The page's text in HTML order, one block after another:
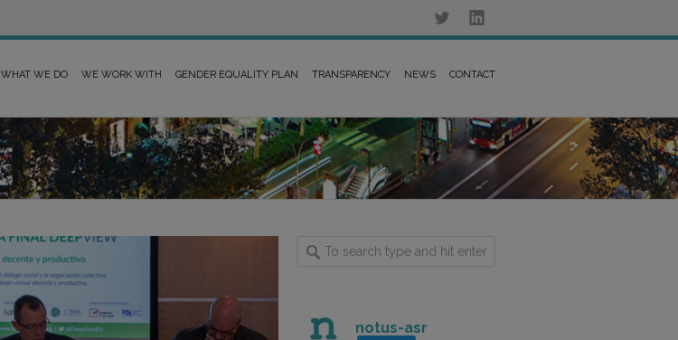
WHAT WE DO WE WORK WITH GENDER EQUALITY PLAN TRANSPARENCY NEWS CONTACT
notus-asr